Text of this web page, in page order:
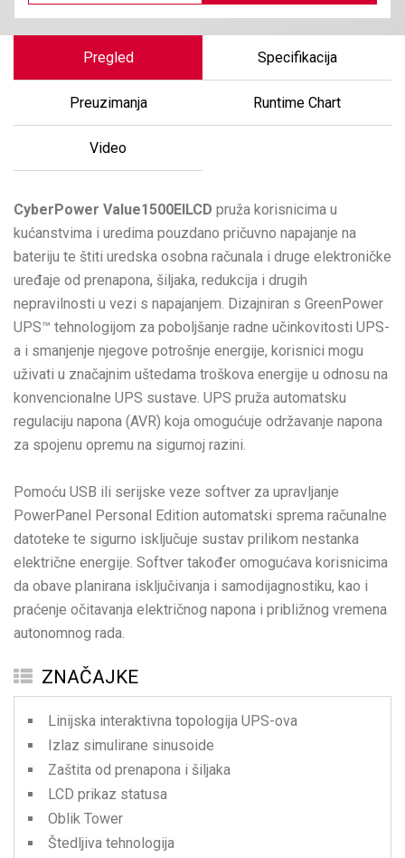
Pregled Specifikacija
Preuzimanja Runtime Chart
Video
CyberPower Value1500EILCD pruža korisnicima u
kućanstvima i uredima pouzdano pričuvno napajanje na
bateriju te štiti uredska osobna računala i druge elektroničke
uređaje od prenapona, šiljaka, redukcija i drugih
nepravilnosti u vezi s napajanjem. Dizajniran s GreenPower
UPS™ tehnologijom za poboljšanje radne učinkovitosti UPS-
a i smanjenje njegove potrošnje energije, korisnici mogu
uživati u značajnim uštedama troškova energije u odnosu na
konvencionalne UPS sustave. UPS pruža automatsku
regulaciju napona (AVR) koja omogućuje održavanje napona
za spojenu opremu na sigurnoj razini.
Pomoću USB ili serijske veze softver za upravljanje
PowerPanel Personal Edition automatski sprema računalne
datoteke te sigurno isključuje sustav prilikom nestanka
električne energije. Softver također omogućava korisnicima
da obave planirana isključivanja i samodijagnostiku, kao i
praćenje očitavanja električnog napona i približnog vremena
autonomnog rada.
ZNAČAJKE
Linijska interaktivna topologija UPS-ova
Izlaz simulirane sinusoide
Zaštita od prenapona i šiljaka
LCD prikaz statusa
Oblik Tower
Štedljiva tehnologija